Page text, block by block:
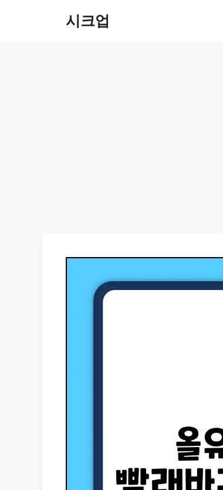
시크업